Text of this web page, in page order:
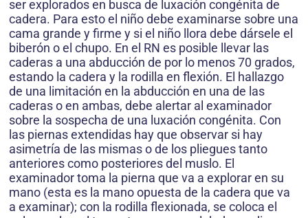
ser explorados en busca de luxación congénita de
cadera. Para esto el niño debe examinarse sobre una
cama grande y firme y si el niño llora debe dársele el
biberón o el chupo. En el RN es posible llevar las
caderas a una abducción de por lo menos 70 grados,
estando la cadera y la rodilla en flexión. El hallazgo
de una limitación en la abducción en una de las
caderas o en ambas, debe alertar al examinador
sobre la sospecha de una luxación congénita. Con
las piernas extendidas hay que observar si hay
asimetría de las mismas o de los pliegues tanto
anteriores como posteriores del muslo. El
examinador toma la pierna que va a explorar en su
mano (esta es la mano opuesta de la cadera que va
a examinar); con la rodilla flexionada, se coloca el